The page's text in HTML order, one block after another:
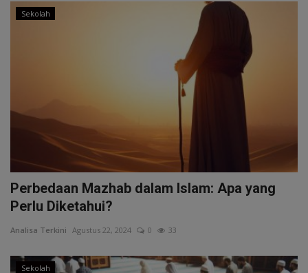
Sekolah
Perbedaan Mazhab dalam Islam: Apa yang
Perlu Diketahui?
Analisa Terkini Agustus 22, 2024 0 33
Sekolah